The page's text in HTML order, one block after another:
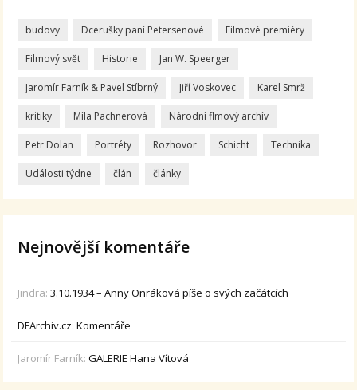
budovy Dcerušky paní Petersenové Filmové premiéry
Filmový svět Historie Jan W. Speerger
Jaromír Farník & Pavel Stíbrný Jiří Voskovec Karel Smrž
kritiky Míla Pachnerová Národní flmový archív
Petr Dolan Portréty Rozhovor Schicht Technika
Události týdne člán články
Nejnovější komentáře
Jindra:3.10.1934 – Anny Onráková píše o svých začátcích
DFArchiv.cz:Komentáře
Jaromír Farník:GALERIE Hana Vítová